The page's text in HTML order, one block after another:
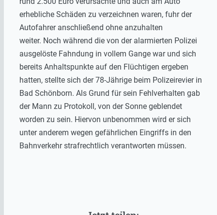
erhebliche Schäden zu verzeichnen waren, fuhr der
Autofahrer anschließend ohne anzuhalten
weiter. Noch während die von der alarmierten Polizei
ausgelöste Fahndung in vollem Gange war und sich
bereits Anhaltspunkte auf den Flüchtigen ergeben
hatten, stellte sich der 78-Jährige beim Polizeirevier in
Bad Schönborn. Als Grund für sein Fehlverhalten gab
der Mann zu Protokoll, von der Sonne geblendet
worden zu sein. Hiervon unbenommen wird er sich
unter anderem wegen gefährlichen Eingriffs in den
Bahnverkehr strafrechtlich verantworten müssen.